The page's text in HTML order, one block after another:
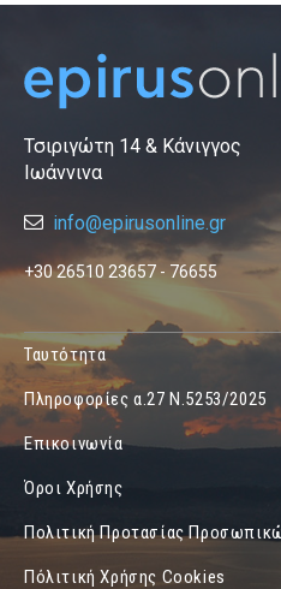
Τσιριγώτη 14 & Κάνιγγος
Ιωάννινα
info@epirusonline.gr
+30 26510 23657 - 76655
Ταυτότητα
Πληροφορίες α.27 Ν.5253/2025
Επικοινωνία
Όροι Χρήσης
Πολιτική Προτασίας
Πόλιτική Χρήσης Cookies